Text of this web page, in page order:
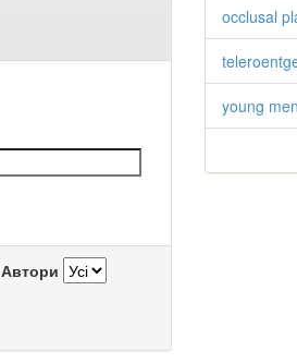
Автори
occlusal
young men